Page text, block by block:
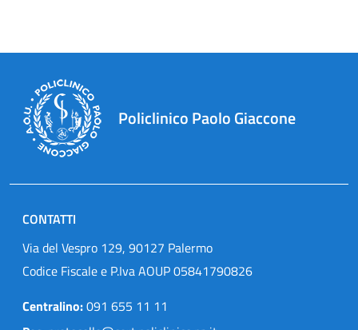
Policlinico Paolo Giaccone
CONTATTI
Via del Vespro 129, 90127 Palermo
Codice Fiscale e P.Iva AOUP 05841790826
Centralino:091 655 11 11